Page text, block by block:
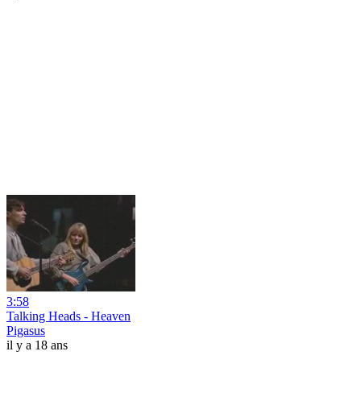
3:58
Talking Heads - Heaven
Pigasus
il y a 18 ans